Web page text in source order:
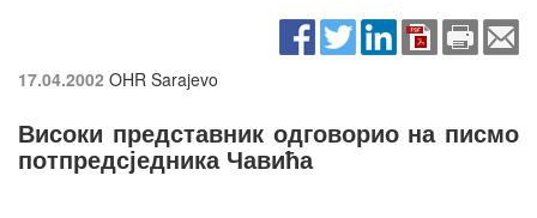
17.04.2002 OHR Sarajevo
Високи представник одговорио на писмо
потпредсједника Чавића